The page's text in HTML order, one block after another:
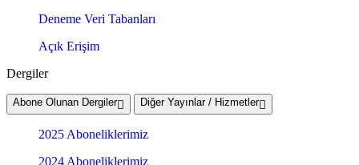
Deneme Veri Tabanları
Açık Erişim
Dergiler
Abone Olunan Dergiler Diğer Yayınlar / Hizmetler
2025 Aboneliklerimiz
2024 Aboneliklerimiz